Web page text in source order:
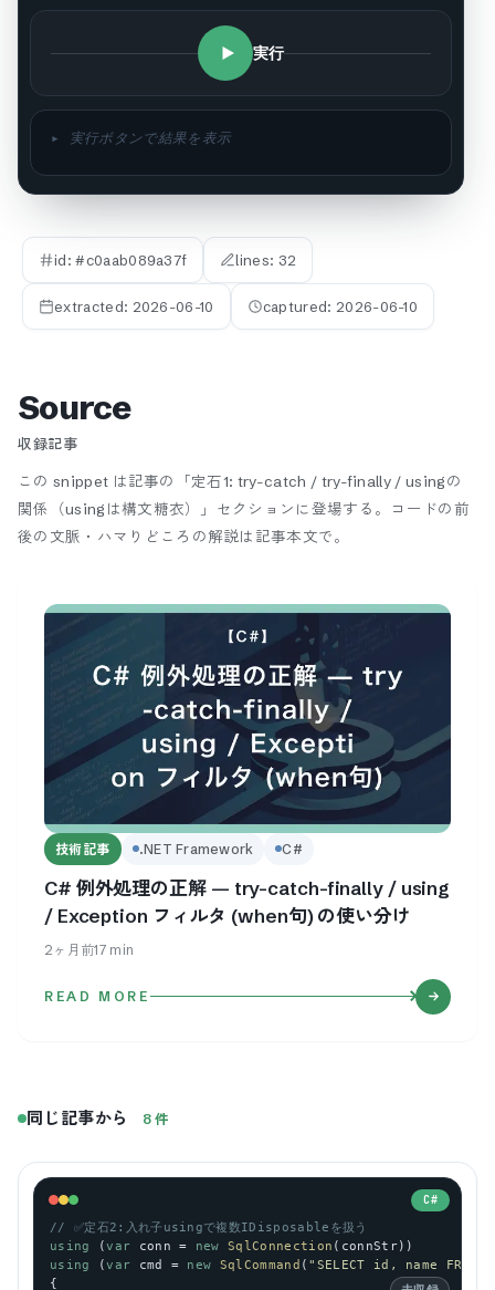
28
30
32
// ✅定石1-c: using — try-finallyの構文糖衣（ILレ
conn = new
conn.Open();
}
// ↑ブロック終了時にconn.Dispose()がfinallyで確実
実行
▸ 実行ボタンで結果を表示
id: #c0aab089a37f lines: 32
extracted: 2026-06-10 captured: 2026-06-10
Source
収録記事
この snippet は記事の「定石1: try-catch / try-finally / usingの
関係（usingは構文糖衣）」セクションに登場する。
コードの前
後の文脈・ハマりどころの解説は記事本文で。
技術記事 .NET Framework C#
C# 例外処理の正解 — try-catch-finally / using
/ Exception フィルタ (when句) の使い分け
2ヶ月前17min
READ MORE
同じ記事から 8 件
C#
// ✅定石2:入れ子usingで複数IDisposableを扱う
using
(var conn = new SqlConnection ( connStr))
using
(var cmd = new SqlCommand ( "SELECT id, name FROM
{